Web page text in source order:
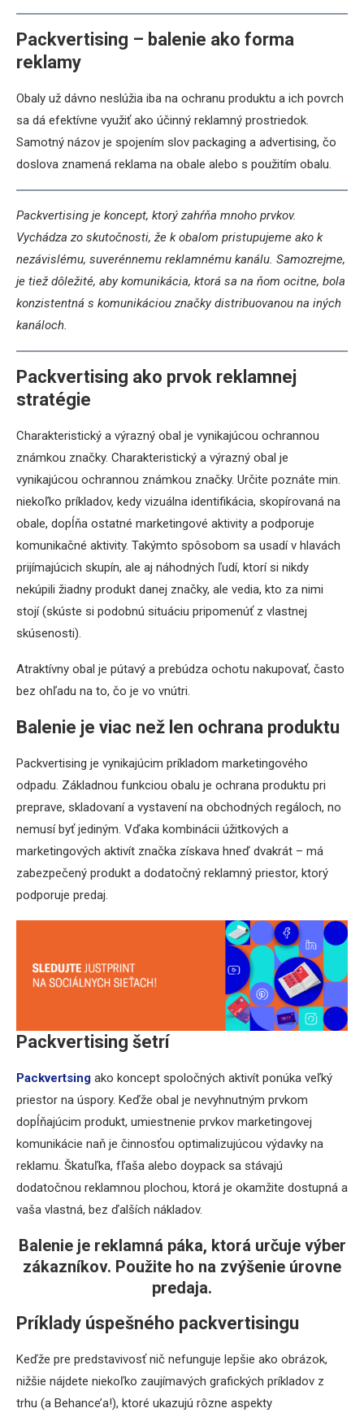
Packvertising – balenie ako forma
reklamy
Obaly už dávno neslúžia iba na ochranu produktu a ich povrch
sa dá efektívne využiť ako účinný reklamný prostriedok.
Samotný názov je spojením slov packaging a advertising, čo
doslova znamená reklama na obale alebo s použitím obalu.
Packvertising je koncept, ktorý zahŕňa mnoho prvkov.
Vychádza zo skutočnosti, že k obalom pristupujeme ako k
nezávislému, suverénnemu reklamnému kanálu. Samozrejme,
je tiež dôležité, aby komunikácia, ktorá sa na ňom ocitne, bola
konzistentná s komunikáciou značky distribuovanou na iných
kanáloch.
Packvertising ako prvok reklamnej
stratégie
Charakteristický a výrazný obal je vynikajúcou ochrannou
známkou značky. Charakteristický a výrazný obal je
vynikajúcou ochrannou známkou značky. Určite poznáte min.
niekoľko príkladov, kedy vizuálna identifikácia, skopírovaná na
obale, dopĺňa ostatné marketingové aktivity a podporuje
komunikačné aktivity. Takýmto spôsobom sa usadí v hlavách
prijímajúcich skupín, ale aj náhodných ľudí, ktorí si nikdy
nekúpili žiadny produkt danej značky, ale vedia, kto za nimi
stojí (skúste si podobnú situáciu pripomenúť z vlastnej
skúsenosti).
Atraktívny obal je pútavý a prebúdza ochotu nakupovať, často
bez ohľadu na to, čo je vo vnútri.
Balenie je viac než len ochrana produktu
Packvertising je vynikajúcim príkladom marketingového
odpadu. Základnou funkciou obalu je ochrana produktu pri
preprave, skladovaní a vystavení na obchodných regáloch, no
nemusí byť jediným. Vďaka kombinácii úžitkových a
marketingových aktivít značka získava hneď dvakrát – má
zabezpečený produkt a dodatočný reklamný priestor, ktorý
podporuje predaj.
Packvertising šetrí
Packvertsing ako koncept spoločných aktivít ponúka veľký
priestor na úspory. Keďže obal je nevyhnutným prvkom
dopĺňajúcim produkt, umiestnenie prvkov marketingovej
komunikácie naň je činnosťou optimalizujúcou výdavky na
reklamu. Škatuľka, fľaša alebo doypack sa stávajú
dodatočnou reklamnou plochou, ktorá je okamžite dostupná a
vaša vlastná, bez ďalších nákladov.
Balenie je reklamná páka, ktorá určuje výber
zákazníkov. Použite ho na zvýšenie úrovne
predaja.
Príklady úspešného packvertisingu
Keďže pre predstavivosť nič nefunguje lepšie ako obrázok,
nižšie nájdete niekoľko zaujímavých grafických príkladov z
trhu (a Behance’a!), ktoré ukazujú rôzne aspekty